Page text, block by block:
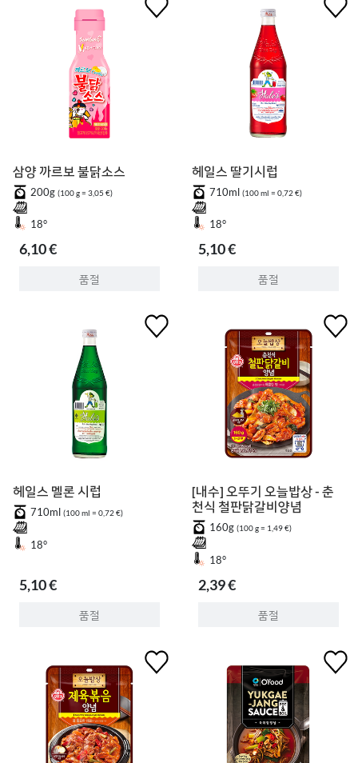
삼양 까르보 불닭소스
200g (100 g = 3,05 €)
18°
6,10 €
품절
헤일스 딸기시럽
710ml (100 ml = 0,72 €)
18°
5,10 €
품절
헤일스 멜론 시럽
710ml (100 ml = 0,72 €)
18°
5,10 €
품절
[내수] 오뚜기 오늘밥상 - 춘
천식 철판닭갈비양념
160g (100 g = 1,49 €)
18°
2,39 €
품절